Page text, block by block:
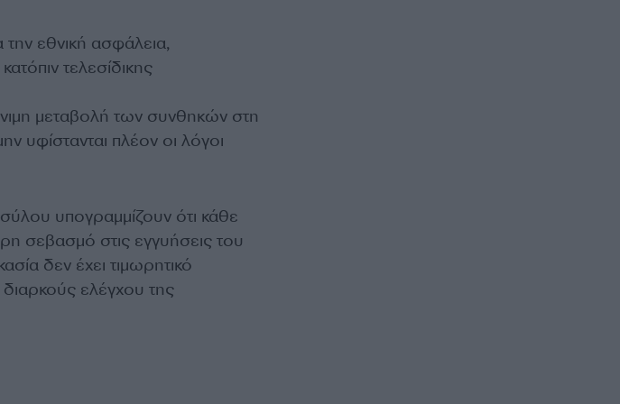
εθνική ασφάλεια,
τελεσίδικης
μεταβολή των συνθηκών στη
υφίστανται πλέον οι λόγοι
υπογραμμίζουν ότι κάθε
σεβασμό στις εγγυήσεις του
δεν έχει τιμωρητικό
ελέγχου της